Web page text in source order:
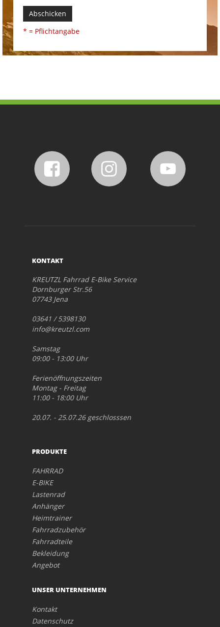
Abschicken
* = Pflichtangabe
KONTAKT
KREUTZL Fahrrad E-Bike Service
Dornburger Str.56
07743 Jena
03641 / 5398130
info@kreutzl.com
Samstag
09:00 - 13:00 Uhr
Ferienöffnungszeiten
Montag - Freitag
11:00 - 18:00 Uhr
20.07. - 25.07.26 geschlosssen
PRODUKTE
FAHRRAD
E-BIKE
Lastenrad
Anhänger
Heimtrainer
Fahrradzubehör
Fahrradteile
Bekleidung
Angebot
UNSER UNTERNEHMEN
Kontakt
Datenschutz